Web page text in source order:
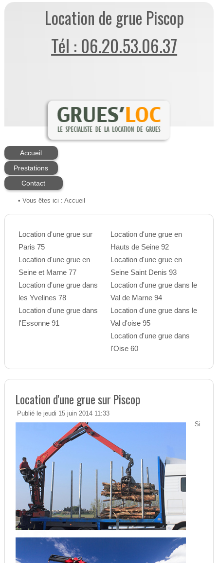
Location de grue Piscop
Tél : 06.20.53.06.37
Accueil
Prestations
Contact
• Vous êtes ici : Accueil
Location d'une grue sur
Paris 75
Location d'une grue en
Seine et Marne 77
Location d'une grue dans
les Yvelines 78
Location d'une grue dans
l'Essonne 91
Location d'une grue en
Hauts de Seine 92
Location d'une grue en
Seine Saint Denis 93
Location d'une grue dans le
Val de Marne 94
Location d'une grue dans le
Val d'oise 95
Location d'une grue dans
l'Oise 60
Location d'une grue sur Piscop
Publié le jeudi 15 juin 2014 11:33
Si